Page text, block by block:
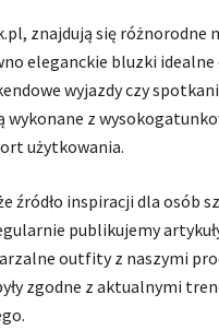
znajdują się różnorodne
eleganckie bluzki idealne
wyjazdy czy
z
użytkowania.
inspiracji dla osób
publikujemy
outfity z naszymi
zgodne z aktualnymi